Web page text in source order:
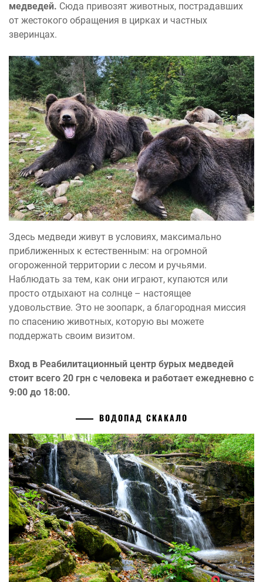
медведей. Сюда привозят животных, пострадавших
от жестокого обращения в цирках и частных
зверинцах.
Здесь медведи живут в условиях, максимально
приближенных к естественным: на огромной
огороженной территории с лесом и ручьями.
Наблюдать за тем, как они играют, купаются или
просто отдыхают на солнце – настоящее
удовольствие. Это не зоопарк, а благородная миссия
по спасению животных, которую вы можете
поддержать своим визитом.
Вход в Реабилитационный центр бурых медведей
стоит всего 20 грн с человека и работает ежедневно с
9:00 до 18:00.
ВОДОПАД СКАКАЛО